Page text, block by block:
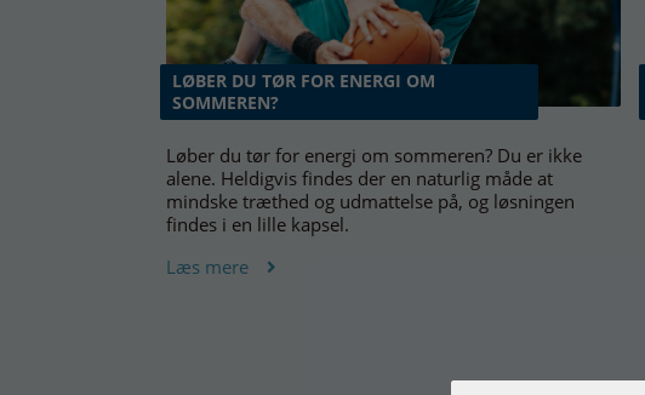
LØBER DU TØR FOR ENERGI OM
SOMMEREN?
Løber du tør for energi om sommeren? Du er ikke
alene. Heldigvis findes der en naturlig måde at
mindske træthed og udmattelse på, og løsningen
findes i en lille kapsel.
Læs mere